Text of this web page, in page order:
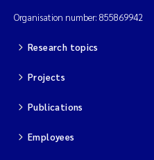
Organisation number: 855869942
Research topics
Projects
Publications
Employees